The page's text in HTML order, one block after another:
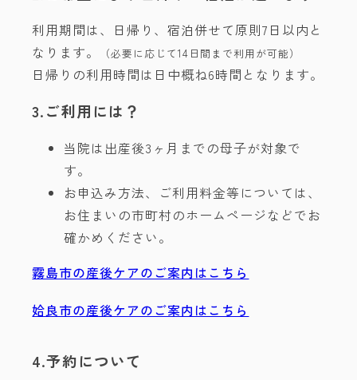
利用期間は、日帰り、宿泊併せて原則7日以内と
なります。
（必要に応じて14日間まで利用が可能）
日帰りの利用時間は日中概ね6時間となります。
3.ご利用には？
当院は出産後3ヶ月までの母子が対象で
す。
お申込み方法、ご利用料金等については、
お住まいの市町村のホームページなどでお
確かめください。
霧島市の産後ケアのご案内はこちら
姶良市の産後ケアのご案内はこちら
4.予約について